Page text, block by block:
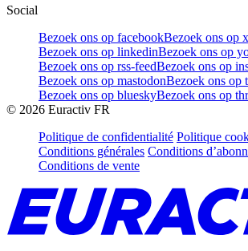
Social
Bezoek ons op facebookBezoek ons op x
Bezoek ons op linkedinBezoek ons op
Bezoek ons op rss-feedBezoek ons op
Bezoek ons op mastodonBezoek ons op
Bezoek ons op blueskyBezoek ons op
© 2026 Euractiv FR
Politique de confidentialité Politique
Conditions générales Conditions
Conditions de vente